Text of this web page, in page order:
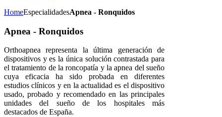
HomeEspecialidadesApnea - Ronquidos
Apnea - Ronquidos
Orthoapnea representa la última generación de
dispositivos y es la única solución contrastada para
el tratamiento de la roncopatía y la apnea del sueño
cuya eficacia ha sido probada en diferentes
estudios clínicos y en la actualidad es el dispositivo
usado, probado y recomendado en las principales
unidades del sueño de los hospitales más
destacados de España.